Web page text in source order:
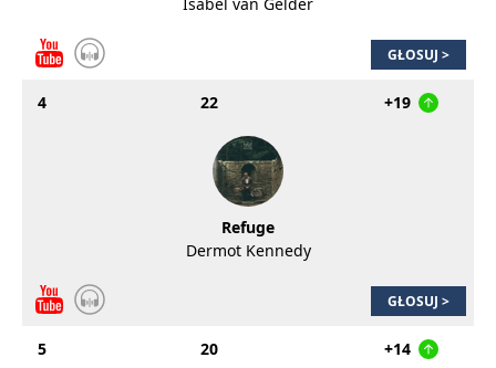
GŁOSUJ >
4 22 +19
Refuge
Dermot Kennedy
GŁOSUJ >
5 20 +14